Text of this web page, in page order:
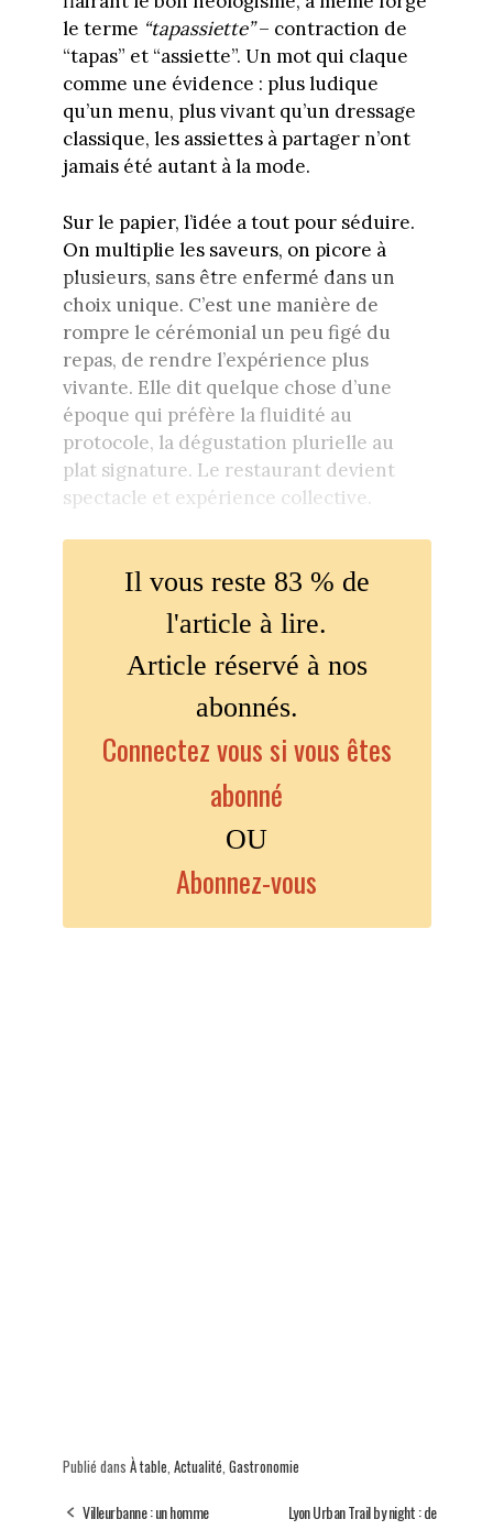
le terme “tapassiette”– contraction de
“tapas” et “assiette”. Un mot qui claque
comme une évidence : plus ludique
qu’un menu, plus vivant qu’un dressage
classique, les assiettes à partager n’ont
jamais été autant à la mode.
Sur le papier, l’idée a tout pour séduire.
On multiplie les saveurs, on picore à
plusieurs, sans être enfermé dans un
choix unique. C’est une manière de
rompre le cérémonial un peu figé du
repas, de rendre l’expérience plus
vivante. Elle dit quelque chose d’une
époque qui préfère la fluidité au
protocole, la dégustation plurielle au
plat signature. Le restaurant devient
spectacle et expérience collective.
Il vous reste 83 % de
l'article à lire.
Article réservé à nos
abonnés.
Connectez vous si vous êtes
abonné
OU
Abonnez-vous
Publié dans À table, Actualité, Gastronomie
Villeurbanne : un homme
Lyon Urban Trail by night : de